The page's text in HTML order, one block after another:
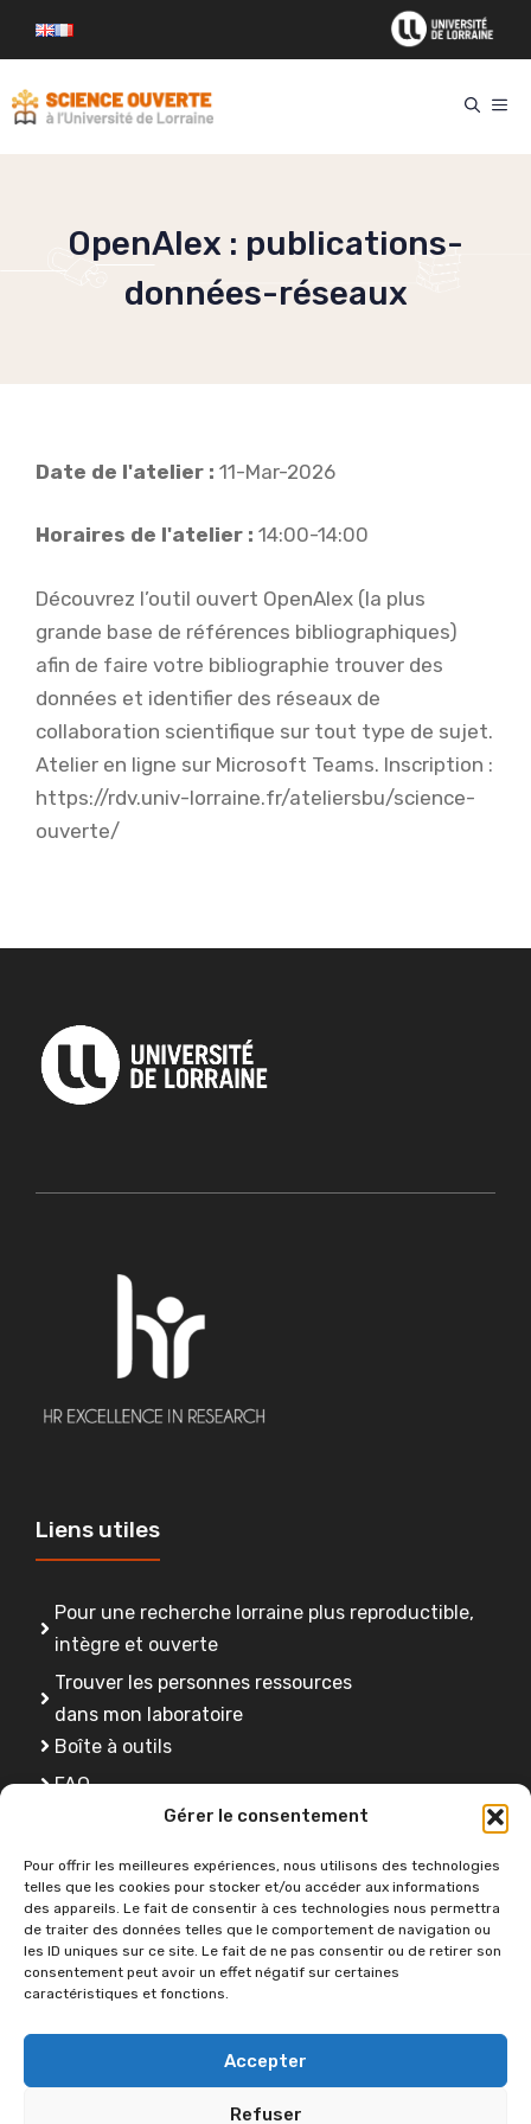
Gérer le consentement
Pour offrir les meilleures expériences, nous utilisons des technologies
telles que les cookies pour stocker et/ou accéder aux informations
des appareils. Le fait de consentir à ces technologies nous permettra
de traiter des données telles que le comportement de navigation ou
les ID uniques sur ce site. Le fait de ne pas consentir ou de retirer son
consentement peut avoir un effet négatif sur certaines
caractéristiques et fonctions.
Accepter
Refuser
OpenAlex : publications-
données-réseaux
Date de l'atelier : 11-Mar-2026
Horaires de l'atelier : 14:00-14:00
Découvrez l’outil ouvert OpenAlex (la plus
grande base de références bibliographiques)
afin de faire votre bibliographie trouver des
données et identifier des réseaux de
collaboration scientifique sur tout type de sujet.
Atelier en ligne sur Microsoft Teams. Inscription :
https://rdv.univ-lorraine.fr/ateliersbu/science-
ouverte/
Liens utiles
Pour une recherche lorraine plus reproductible,
intègre et ouverte
Trouver les personnes ressources
dans mon laboratoire
Boîte à outils
FAQ
Une question ?